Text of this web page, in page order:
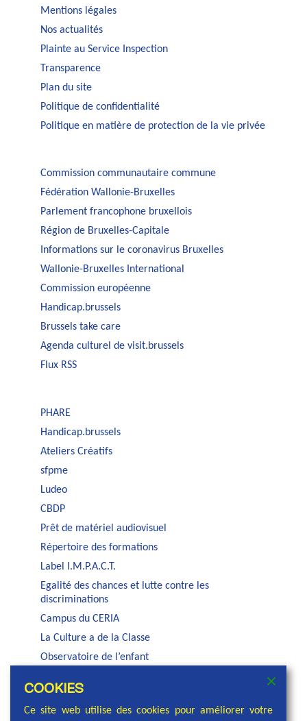
Mentions légales
Nos actualités
Plainte au Service Inspection
Transparence
Plan du site
Politique de confidentialité
Politique en matière de protection de la vie privée
Commission communautaire commune
Fédération Wallonie-Bruxelles
Parlement francophone bruxellois
Région de Bruxelles-Capitale
Informations sur le coronavirus Bruxelles
Wallonie-Bruxelles International
Commission européenne
Handicap.brussels
Brussels take care
Agenda culturel de visit.brussels
Flux RSS
PHARE
Handicap.brussels
Ateliers Créatifs
sfpme
Ludeo
CBDP
Prêt de matériel audiovisuel
Répertoire des formations
Label I.M.P.A.C.T.
Egalité des chances et lutte contre les
discriminations
Campus du CERIA
La Culture a de la Classe
Observatoire de l’enfant
Service PSE de la COCOF
COOKIES
Ce site web utilise des cookies pour améliorer votre